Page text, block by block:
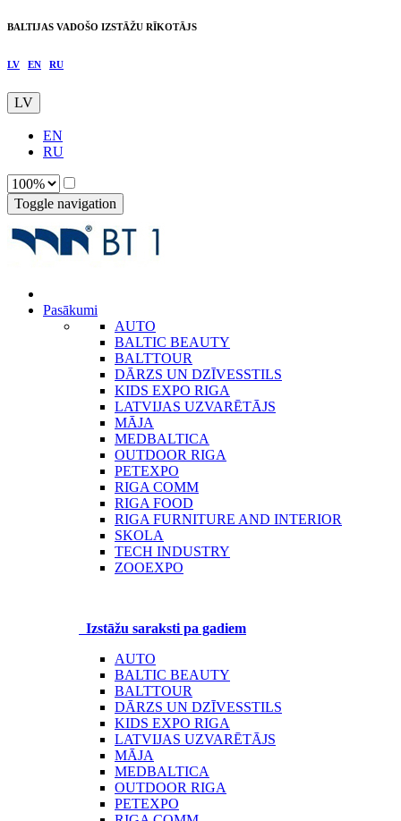
BALTIJAS VADOŠO IZSTĀŽU RĪKOTĀJS
LV EN RU
LV
EN
RU
Toggle navigation
Pasākumi
AUTO
BALTIC BEAUTY
BALTTOUR
DĀRZS UN DZĪVESSTILS
KIDS EXPO RIGA
LATVIJAS UZVARĒTĀJS
MĀJA
MEDBALTICA
OUTDOOR RIGA
PETEXPO
RIGA COMM
RIGA FOOD
RIGA FURNITURE AND INTERIOR
SKOLA
TECH INDUSTRY
ZOOEXPO
Izstāžu saraksti pa gadiem
AUTO
BALTIC BEAUTY
BALTTOUR
DĀRZS UN DZĪVESSTILS
KIDS EXPO RIGA
LATVIJAS UZVARĒTĀJS
MĀJA
MEDBALTICA
OUTDOOR RIGA
PETEXPO